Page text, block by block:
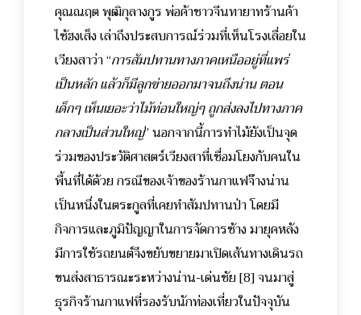
คุณณฤต พุฒิกุลางกูร พ่อค้าชาวจีนทายาทร้านค้า
ไซ้ฮงเส็ง เล่าถึงประสบการณ์ร่วมที่เห็นโรงเลื่อยใน
เวียงสาว่า “การสัมปทานทางภาคเหนืออยู่ที่แพร่
เป็นหลัก แล้วก็มีลูกข่ายออกมาจนถึงน่าน ตอน
เด็กๆ เห็นเยอะว่าไม้ท่อนใหญ่ๆ ถูกส่งลงไปทางภาค
กลางเป็นส่วนใหญ่” นอกจากนี้การทำไม้ยังเป็นจุด
ร่วมของประวัติศาสตร์เวียงสาที่เชื่อมโยงกับคนใน
พื้นที่ได้ด้วย กรณีของเจ้าของร้านกาแฟจ๊างน่าน
เป็นหนึ่งในตระกูลที่เคยทำสัมปทานป่า โดยมี
กิจการและภูมิปัญญาในการจัดการช้าง มายุคหลัง
มีการใช้รถยนต์จึงขยับขยายมาเปิดเส้นทางเดินรถ
ขนส่งสาธารณะระหว่างน่าน-เด่นชัย [8] จนมาสู่
ธุรกิจร้านกาแฟที่รองรับนักท่องเที่ยวในปัจจุบัน